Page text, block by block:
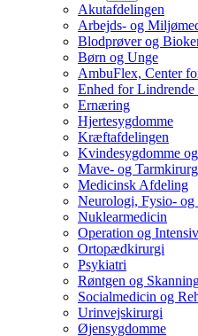
Akutafdelingen
Arbejds- og
Blodprøver og
Børn og Unge
AmbuFlex, Center
Enhed for Lindrende
Ernæring
Hjertesygdomme
Kræftafdelingen
Kvindesygdomme
Mave- og
Medicinsk Afdeling
Neurologi, Fysio- og
Nuklearmedicin
Operation og Intensiv
Ortopædkirurgi
Psykiatri
Røntgen og
Socialmedicin og
Urinvejskirurgi
Øjensygdomme